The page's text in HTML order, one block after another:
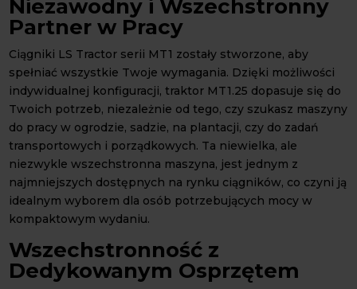
Niezawodny i Wszechstronny
Partner w Pracy
Ciągniki LS Tractor serii MT1 zostały stworzone, aby
spełniać wszystkie Twoje wymagania. Dzięki możliwości
indywidualnej konfiguracji, traktor MT1.25 dopasuje się do
Twoich potrzeb, niezależnie od tego, czy szukasz maszyny
do pracy w ogrodzie, sadzie, na plantacji, czy do zadań
transportowych i porządkowych. Ta niewielka, ale
niezwykle wszechstronna maszyna, jest jednym z
najmniejszych dostępnych na rynku ciągników, co czyni ją
idealnym wyborem dla osób potrzebujących mocy w
kompaktowym wydaniu.
Wszechstronność z
Dedykowanym Osprzętem